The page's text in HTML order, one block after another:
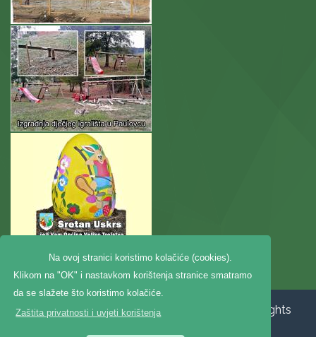
Na ovoj stranici koristimo kolačiće (cookies).
Klikom na "OK" i nastavkom korištenja stranice smatramo
da se slažete što koristimo kolačiće.
Zaštita privatnosti i uvjeti korištenja
Copyright ©2020. Općina Veliko Trojstvo, All Rights